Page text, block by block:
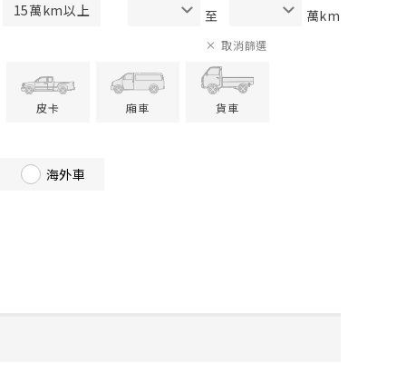
15萬km以上 至 萬km
皮卡 廂車 貨車
取消篩選
海外車